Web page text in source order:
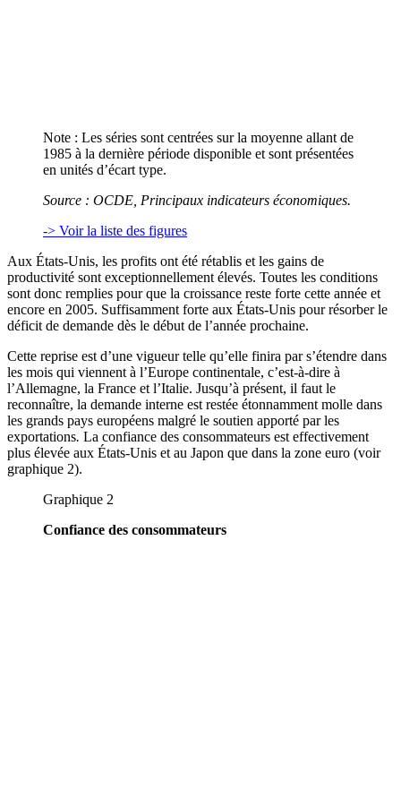
Note : Les séries sont centrées sur la moyenne allant de
1985 à la dernière période disponible et sont présentées
en unités d’écart type.
Source : OCDE, Principaux indicateurs économiques.
-> Voir la liste des figures
Aux États-Unis, les profits ont été rétablis et les gains de
productivité sont exceptionnellement élevés. Toutes les conditions
sont donc remplies pour que la croissance reste forte cette année et
encore en 2005. Suffisamment forte aux États-Unis pour résorber le
déficit de demande dès le début de l’année prochaine.
Cette reprise est d’une vigueur telle qu’elle finira par s’étendre dans
les mois qui viennent à l’Europe continentale, c’est-à-dire à
l’Allemagne, la France et l’Italie. Jusqu’à présent, il faut le
reconnaître, la demande interne est restée étonnamment molle dans
les grands pays européens malgré le soutien apporté par les
exportations. La confiance des consommateurs est effectivement
plus élevée aux États-Unis et au Japon que dans la zone euro (voir
graphique 2).
Graphique 2
Confiance des consommateurs